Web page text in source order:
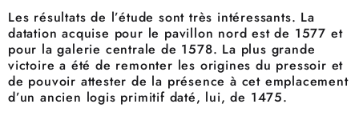
Les résultats de l’étude sont très intéressants. La
datation acquise pour le pavillon nord est de 1577 et
pour la galerie centrale de 1578. La plus grande
victoire a été de remonter les origines du pressoir et
de pouvoir attester de la présence à cet emplacement
d’un ancien logis primitif daté, lui, de 1475.